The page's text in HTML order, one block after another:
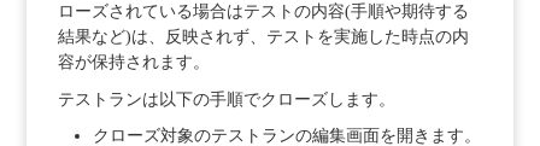
ローズされている場合はテストの内容(手順や期待する
結果など)は、反映されず、テストを実施した時点の内
容が保持されます。
テストランは以下の手順でクローズします。
クローズ対象のテストランの編集画面を開きます。